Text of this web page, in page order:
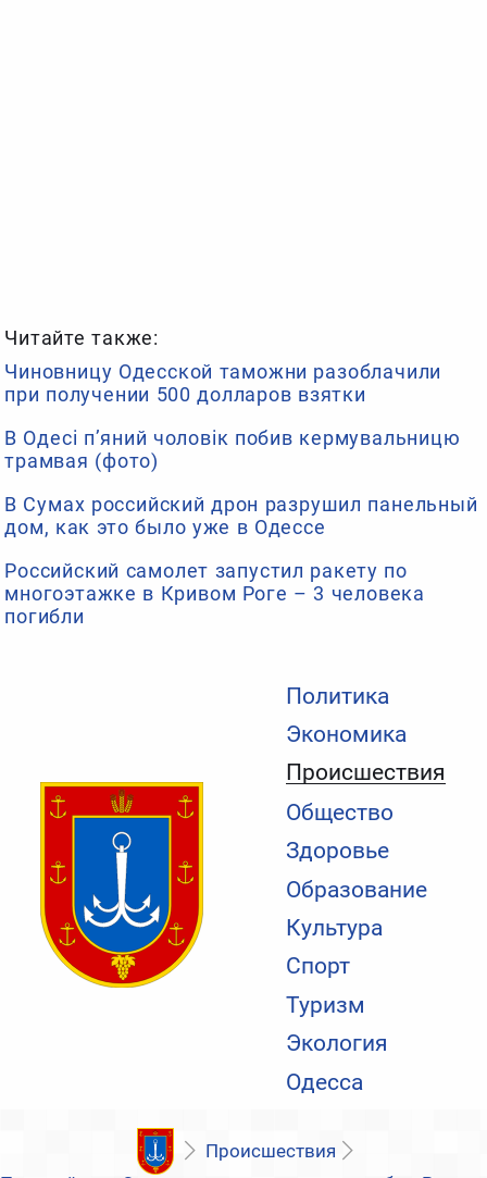
Политика
Экономика
Происшествия
Общество
Здоровье
Образование
Культура
Спорт
Туризм
Экология
Одесса
Читайте также:
Чиновницу Одесской таможни разоблачили
при получении 500 долларов взятки
В Одесі п’яний чоловік побив кермувальницю
трамвая (фото)
В Сумах российский дрон разрушил панельный
дом, как это было уже в Одессе
Российский самолет запустил ракету по
многоэтажке в Кривом Роге – 3 человека
погибли
Происшествия